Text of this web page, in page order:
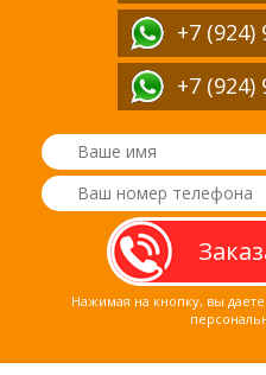
+7 (924)
+7 (924)
Нажимая на кнопку, вы